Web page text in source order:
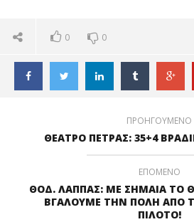
0 0
ΠΡΟΗΓΟΥΜΕΝΟ
ΘΕΑΤΡΟ ΠΕΤΡΑΣ: 35+4
ΕΠΟΜΕΝΟ
ΘΟΔ. ΛΑΠΠΑΣ: ΜΕ ΣΗΜΑΙΑ ΤΟ
ΒΓΑΛΟΥΜΕ ΤΗΝ ΠΟΛΗ ΑΠΟ
ΠΙΛΟΤΟ!